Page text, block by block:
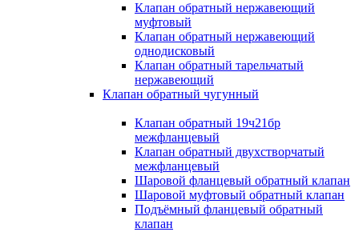
Клапан обратный нержавеющий
муфтовый
Клапан обратный нержавеющий
однодисковый
Клапан обратный тарельчатый
нержавеющий
Клапан обратный чугунный
Клапан обратный 19ч21бр
межфланцевый
Клапан обратный двухстворчатый
межфланцевый
Шаровой фланцевый обратный клапан
Шаровой муфтовый обратный клапан
Подъёмный фланцевый обратный
клапан